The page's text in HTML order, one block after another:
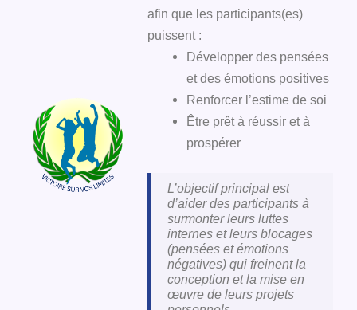
afin que les participants(es)
puissent :
Développer des pensées
et des émotions positives
Renforcer l’estime de soi
Être prêt à réussir et à
prospérer
L’objectif principal est
d’aider des participants à
surmonter leurs luttes
internes et leurs blocages
(pensées et émotions
négatives) qui freinent la
conception et la mise en
œuvre de leurs projets